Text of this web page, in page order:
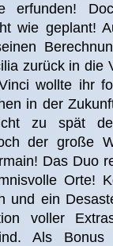
erfunden!
wie geplant!
zurück in die
wollte ihr
in der
zu spät
der große
Das Duo
Orte!
und ein
voller
Als